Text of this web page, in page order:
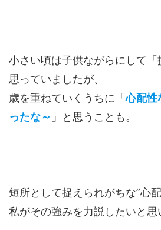
小さい頃は子供ながらにして「
思っていましたが、
歳を重ねていくうちに「心配性
ったな～ 」と思うことも。
短所として捉えられがちな”心
私がその強みを力説したいと思